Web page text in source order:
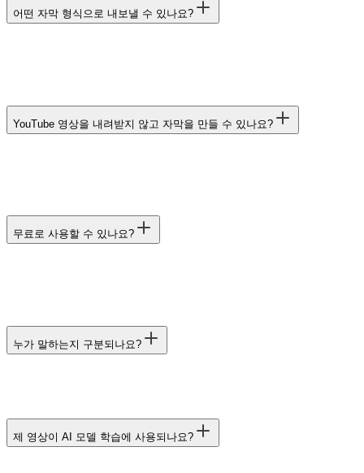
어떤 자막 형식으로 내보낼 수 있나요?
YouTube 영상을 내려받지 않고 자막을 만들 수 있나요?
무료로 사용할 수 있나요?
누가 말하는지 구분되나요?
제 영상이 AI 모델 학습에 사용되나요?